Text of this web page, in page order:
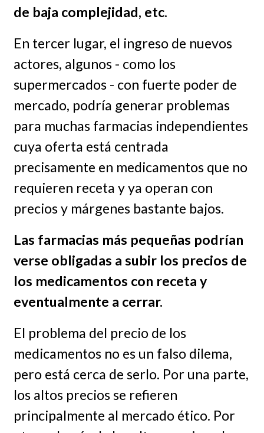
de baja complejidad, etc.
En tercer lugar, el ingreso de nuevos
actores, algunos - como los
supermercados - con fuerte poder de
mercado, podría generar problemas
para muchas farmacias independientes
cuya oferta está centrada
precisamente en medicamentos que no
requieren receta y ya operan con
precios y márgenes bastante bajos.
Las farmacias más pequeñas podrían
verse obligadas a subir los precios de
los medicamentos con receta y
eventualmente a cerrar.
El problema del precio de los
medicamentos no es un falso dilema,
pero está cerca de serlo. Por una parte,
los altos precios se refieren
principalmente al mercado ético. Por